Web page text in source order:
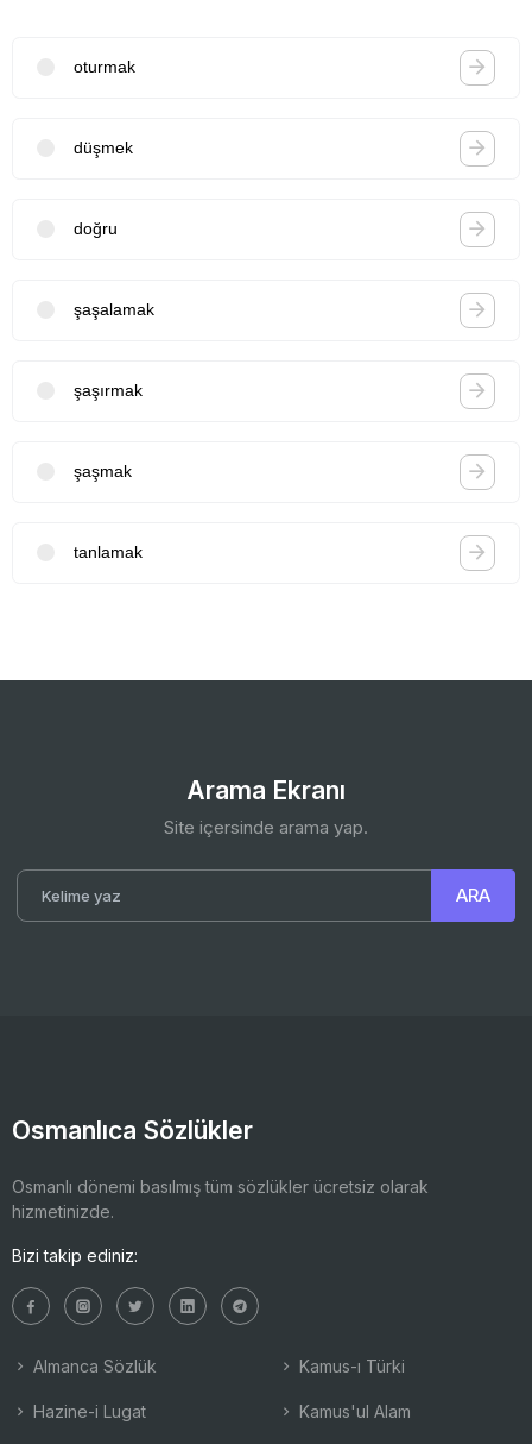
oturmak
düşmek
doğru
şaşalamak
şaşırmak
şaşmak
tanlamak
Arama Ekranı
Site içersinde arama yap.
Osmanlıca Sözlükler
Osmanlı dönemi basılmış tüm sözlükler ücretsiz olarak
hizmetinizde.
Bizi takip ediniz:
Almanca Sözlük
Hazine-i Lugat
Kamus-ı Türki
Kamus'ul Alam